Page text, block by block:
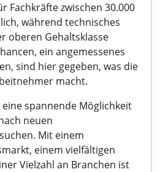
Fachkräfte zwischen 30.000
während technisches
oberen Gehaltsklasse
ein angemessenes
sind hier gegeben, was die
macht.
spannende Möglichkeit
neuen
Mit einem
einem vielfältigen
Vielzahl an Branchen ist